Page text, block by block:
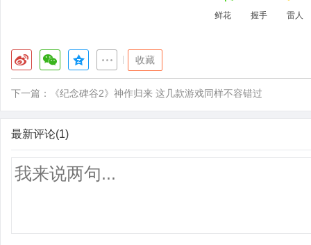
鲜花 握手 雷人
收藏
下一篇： 《纪念碑谷2》神作归来 这几款游戏同样不容错过
最新评论(1)